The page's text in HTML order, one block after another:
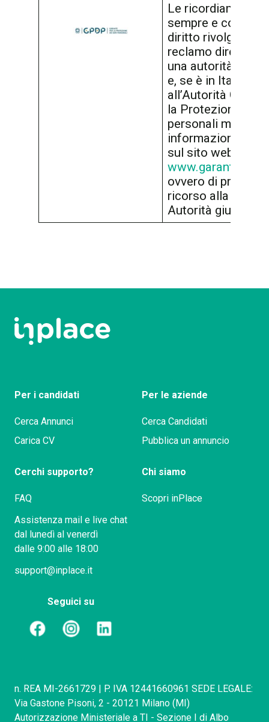
Le ricordiamo che
sempre e
diritto rivolgersi
reclamo
una autorità di
e, se è in Italia,
all’Autorità
la Protezione dei
personali
informazioni che
sul sito web
ovvero di proporre
ricorso alla
Autorità
Per i candidati
Cerca Annunci
Carica CV
Per le aziende
Cerca Candidati
Pubblica un annuncio
Cerchi supporto?
FAQ
Assistenza mail e live chat
dal lunedì al venerdì
dalle 9:00 alle 18:00
support@inplace.it
Chi siamo
Scopri inPlace
Seguici su
n. REA MI-2661729 | P. IVA 12441660961 SEDE LEGALE:
Via Gastone Pisoni, 2 - 20121 Milano (MI)
Autorizzazione Ministeriale a TI - Sezione I di Albo